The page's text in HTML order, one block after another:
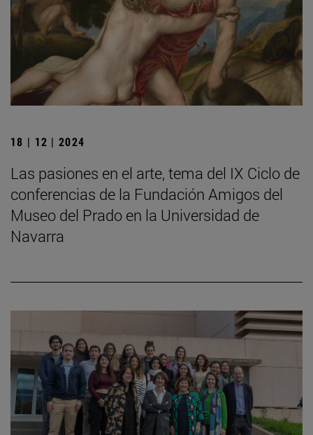
18 | 12 | 2024
Las pasiones en el arte, tema del IX Ciclo de
conferencias de la Fundación Amigos del
Museo del Prado en la Universidad de
Navarra